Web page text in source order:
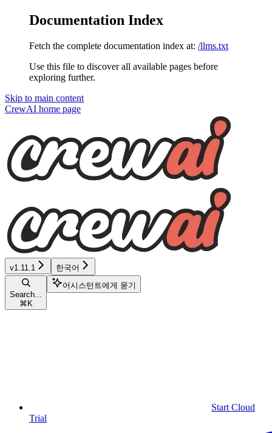
Documentation Index
Fetch the complete documentation index at: /llms.txt
Use this file to discover all available pages before
exploring further.
Skip to main content
CrewAI home page
v1.11.1 한국어
Search...
⌘ K
어시스턴트에게 묻기
Start Cloud
Trial